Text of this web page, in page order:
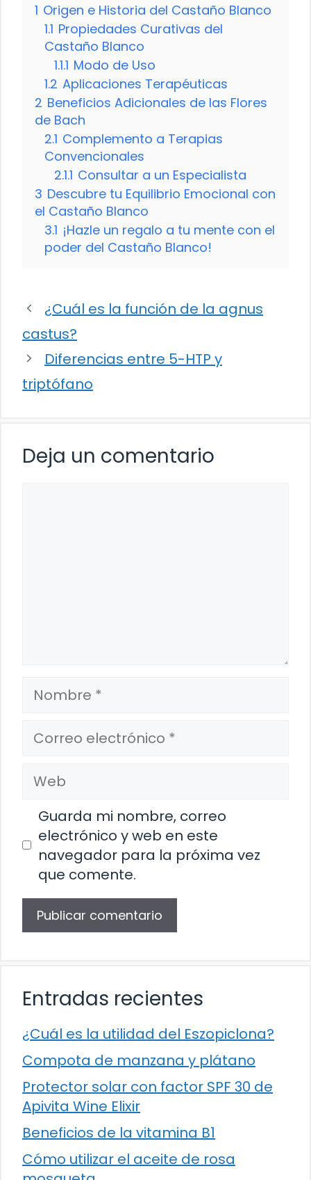
1 Origen e Historia del Castaño Blanco
1.1 Propiedades Curativas del
Castaño Blanco
1.1.1 Modo de Uso
1.2 Aplicaciones Terapéuticas
2 Beneficios Adicionales de las Flores
de Bach
2.1 Complemento a Terapias
Convencionales
2.1.1 Consultar a un Especialista
3 Descubre tu Equilibrio Emocional con
el Castaño Blanco
3.1 ¡Hazle un regalo a tu mente con el
poder del Castaño Blanco!
¿Cuál es la función de la agnus
castus?
Diferencias entre 5-HTP y
triptófano
Deja un comentario
Nombre
Correo
electrónico
Web
Guarda mi nombre, correo
electrónico y web en este
navegador para la próxima vez
que comente.
Entradas recientes
¿Cuál es la utilidad del Eszopiclona?
Compota de manzana y plátano
Protector solar con factor SPF 30 de
Apivita Wine Elixir
Beneficios de la vitamina B1
Cómo utilizar el aceite de rosa